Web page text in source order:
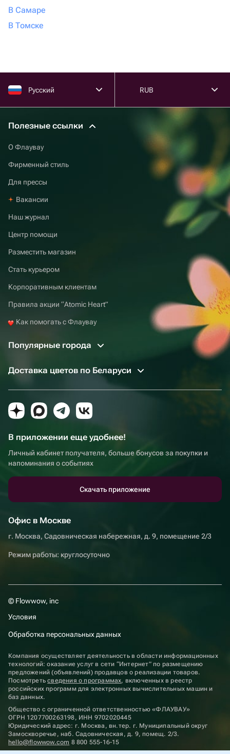
В Самаре
В Томске
Русский RUB
Полезные ссылки
О Флаувау
Фирменный стиль
Для прессы
Вакансии
Наш журнал
Центр помощи
Разместить магазин
Стать курьером
Корпоративным клиентам
Правила акции “Atomic Heart”
Как помогать с Флаувау
Популярные города
Доставка цветов по Беларуси
В приложении еще удобнее!
Личный кабинет получателя, больше бонусов за покупки и
напоминания о событиях
Скачать приложение
Офис в Москве
г. Москва, Садовническая набережная, д. 9, помещение 2/3
Режим работы: круглосуточно
© Flowwow, inc
Условия
Обработка персональных данных
Компания осуществляет деятельность в области информационных
технологий: оказание услуг в сети “Интернет” по размещению
предложений (объявлений) продавцов о реализации товаров.
Посмотретьсведения о программах, включенных в реестр
российских программ для электронных вычислительных машин и
баз данных.
Общество с ограниченной ответственностью «ФЛАУВАУ»
ОГРН 1207700263198, ИНН 9702020445
Юридический адрес: г. Москва, вн.тер. г. Муниципальный округ
Замоскворечье, наб. Садовническая, д. 9, помещ. 2/3.
hello@flowwow.com 8 800 555-16-15